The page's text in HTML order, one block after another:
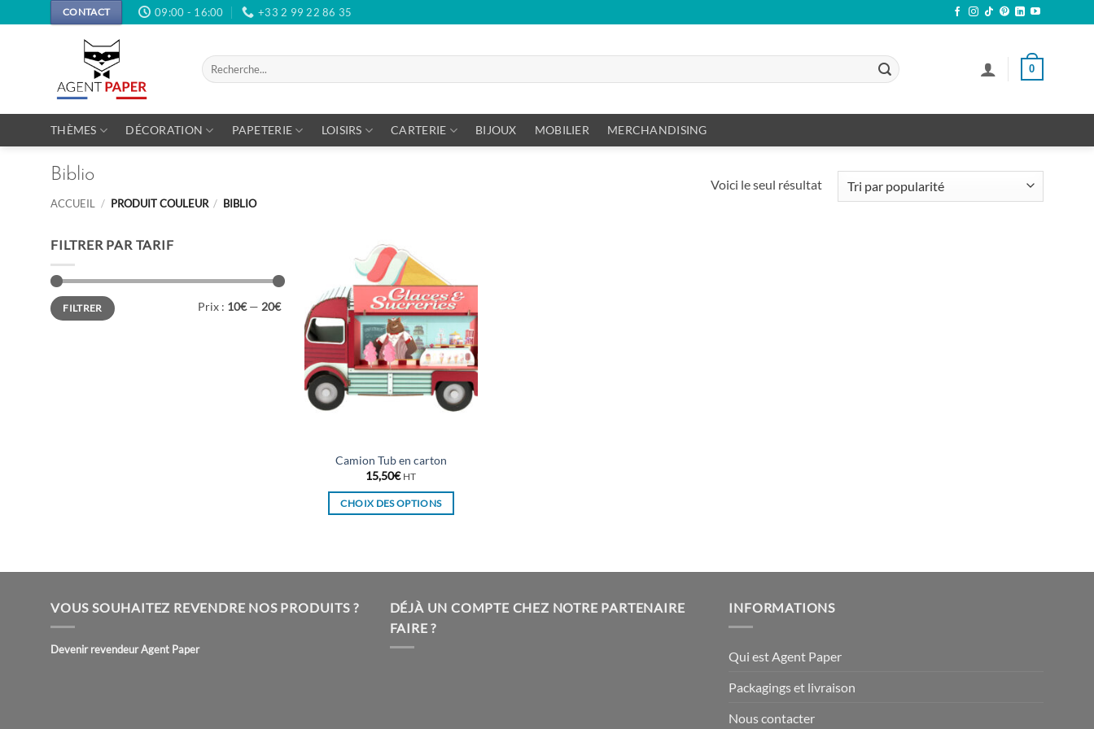
au
CONTACT 09:00 - 16:00 +33 2 99 22 86 35
Recherche
pour :
0
THÈMES DÉCORATION PAPETERIE LOISIRS CARTERIE BIJOUX MOBILIER MERCHANDISING
Biblio
ACCUEIL / PRODUIT COULEUR / BIBLIO
Voici le seul résultat
FILTRER PAR TARIF
Prix
min
Prix
maxFILTRER Prix : 10€— 20€
Camion Tub en carton
15,50€ HT
CHOIX DES OPTIONS
variations.
Les
options
VOUS SOUHAITEZ REVENDRE NOS PRODUITS ?
Devenir revendeur Agent Paper
DÉJÀ UN COMPTE CHEZ NOTRE PARTENAIRE
FAIRE ?
INFORMATIONS
Qui est Agent Paper
Packagings et livraison
Nous contacter